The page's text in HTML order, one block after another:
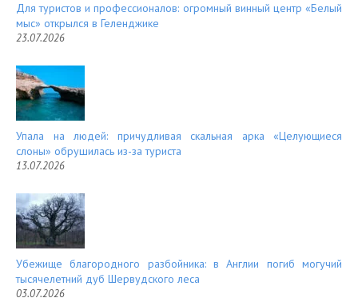
Для туристов и профессионалов: огромный винный центр «Белый
мыс» открылся в Геленджике
23.07.2026
Упала на людей: причудливая скальная арка «Целующиеся
слоны» обрушилась из-за туриста
13.07.2026
Убежище благородного разбойника: в Англии погиб могучий
тысячелетний дуб Шервудского леса
03.07.2026